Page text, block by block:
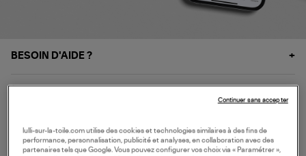
BESOIN D'AIDE ?
NOS SERVICES
lulli-sur-la-toile.com utilise des cookies et technologies similaires à des fins de
performance, personnalisation, publicité et analyses, en collaboration avec des
partenaires tels que Google. Vous pouvez configurer vos choix via « Paramétrer »,
Continuer sans accepter